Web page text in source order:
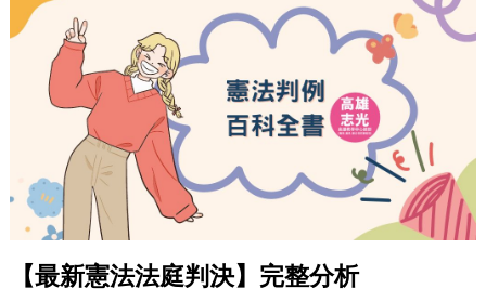
【最新憲法法庭判決】完整分析